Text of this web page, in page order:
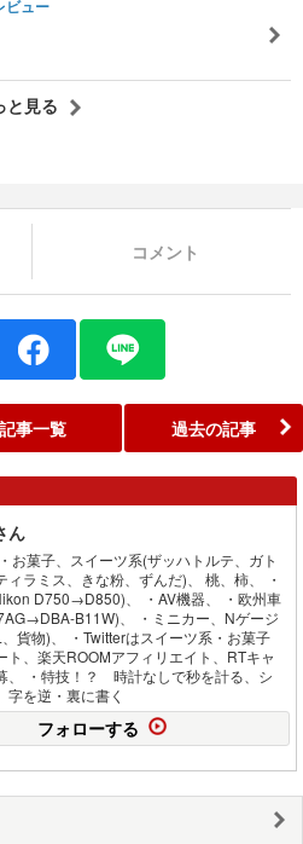
ビュー
と見る
コメント
記事一覧 過去の記事
ん
お菓子、スイーツ系(ザッハトルテ、ガト
ィラミス、きな粉、ずんだ)、 桃、柿、 ・
D750→D850)、 ・AV機器、 ・欧州車
B11W)、 ・ミニカー、Nゲージ
貨物)、 ・Twitterはスイーツ系・お菓子
ト、楽天ROOMアフィリエイト、RTキャ
、 ・特技！？ 時計なしで秒を計る、シ
字を逆・裏に書く
フォローする